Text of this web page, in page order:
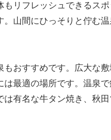
リフレッシュできるス
。山間にひっそりと佇む
もおすすめです。広大な
は最適の場所です。温泉
は有名な牛タン焼き、秋